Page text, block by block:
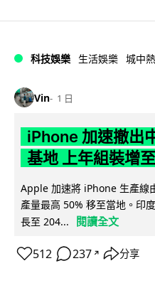
科技娛樂 生活娛樂 城中
Vin 1 日
iPhone 加速撤出
基地 上年組裝增
Apple 加速將 iPhone 生產線
產量最高 50% 移至當地。印
長至 204...
閱讀全文
512 237 ↗ 分享